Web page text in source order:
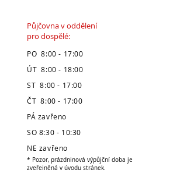
Půjčovna v oddělení
pro dospělé:
PO 8:00 - 17:00
ÚT 8:00 - 18:00
ST 8:00 - 17:00
ČT 8:00 - 17:00
PÁ zavřeno
SO 8:30 - 10:30
NE zavřeno
* Pozor, prázdninová výpůjční doba je
zveřejněná v úvodu stránek.